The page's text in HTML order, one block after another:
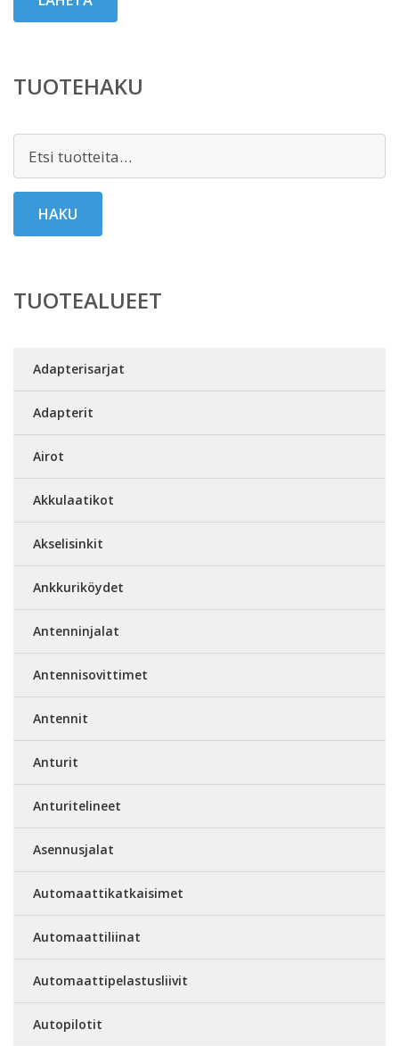
TUOTEHAKU
HAKU
TUOTEALUEET
Adapterisarjat
Adapterit
Airot
Akkulaatikot
Akselisinkit
Ankkuriköydet
Antenninjalat
Antennisovittimet
Antennit
Anturit
Anturitelineet
Asennusjalat
Automaattikatkaisimet
Automaattiliinat
Automaattipelastusliivit
Autopilotit